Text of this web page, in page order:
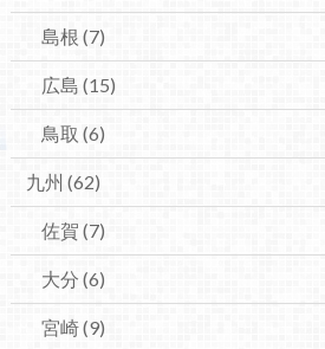
島根 (7)
広島 (15)
鳥取 (6)
九州 (62)
佐賀 (7)
大分 (6)
宮崎(9)